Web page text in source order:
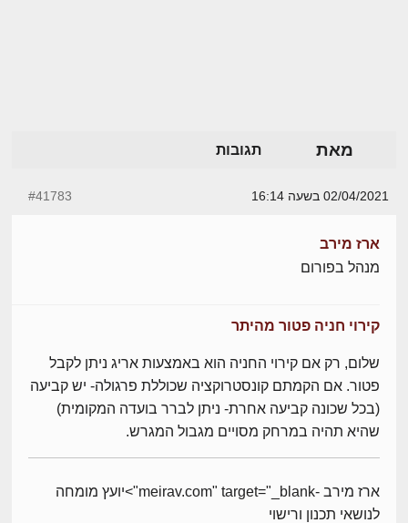
מאת תגובות
02/04/2021 בשעה 16:14 #41783
ארז מירב
מנהל בפורום
קירוי חניה פטור מהיתר
שלום, רק אם קירוי החניה הוא באמצעות אריג ניתן לקבל
פטור. אם הקמתם קונסטרוקציה שכוללת פרגולה- יש קביעה
(בכל שכונה קביעה אחרת- ניתן לברר בועדה המקומית)
שהיא תהיה במרחק מסויים מגבול המגרש.
ארז מירב -meirav.com" target="_blank">יועץ מומחה
לנושאי תכנון ורישוי